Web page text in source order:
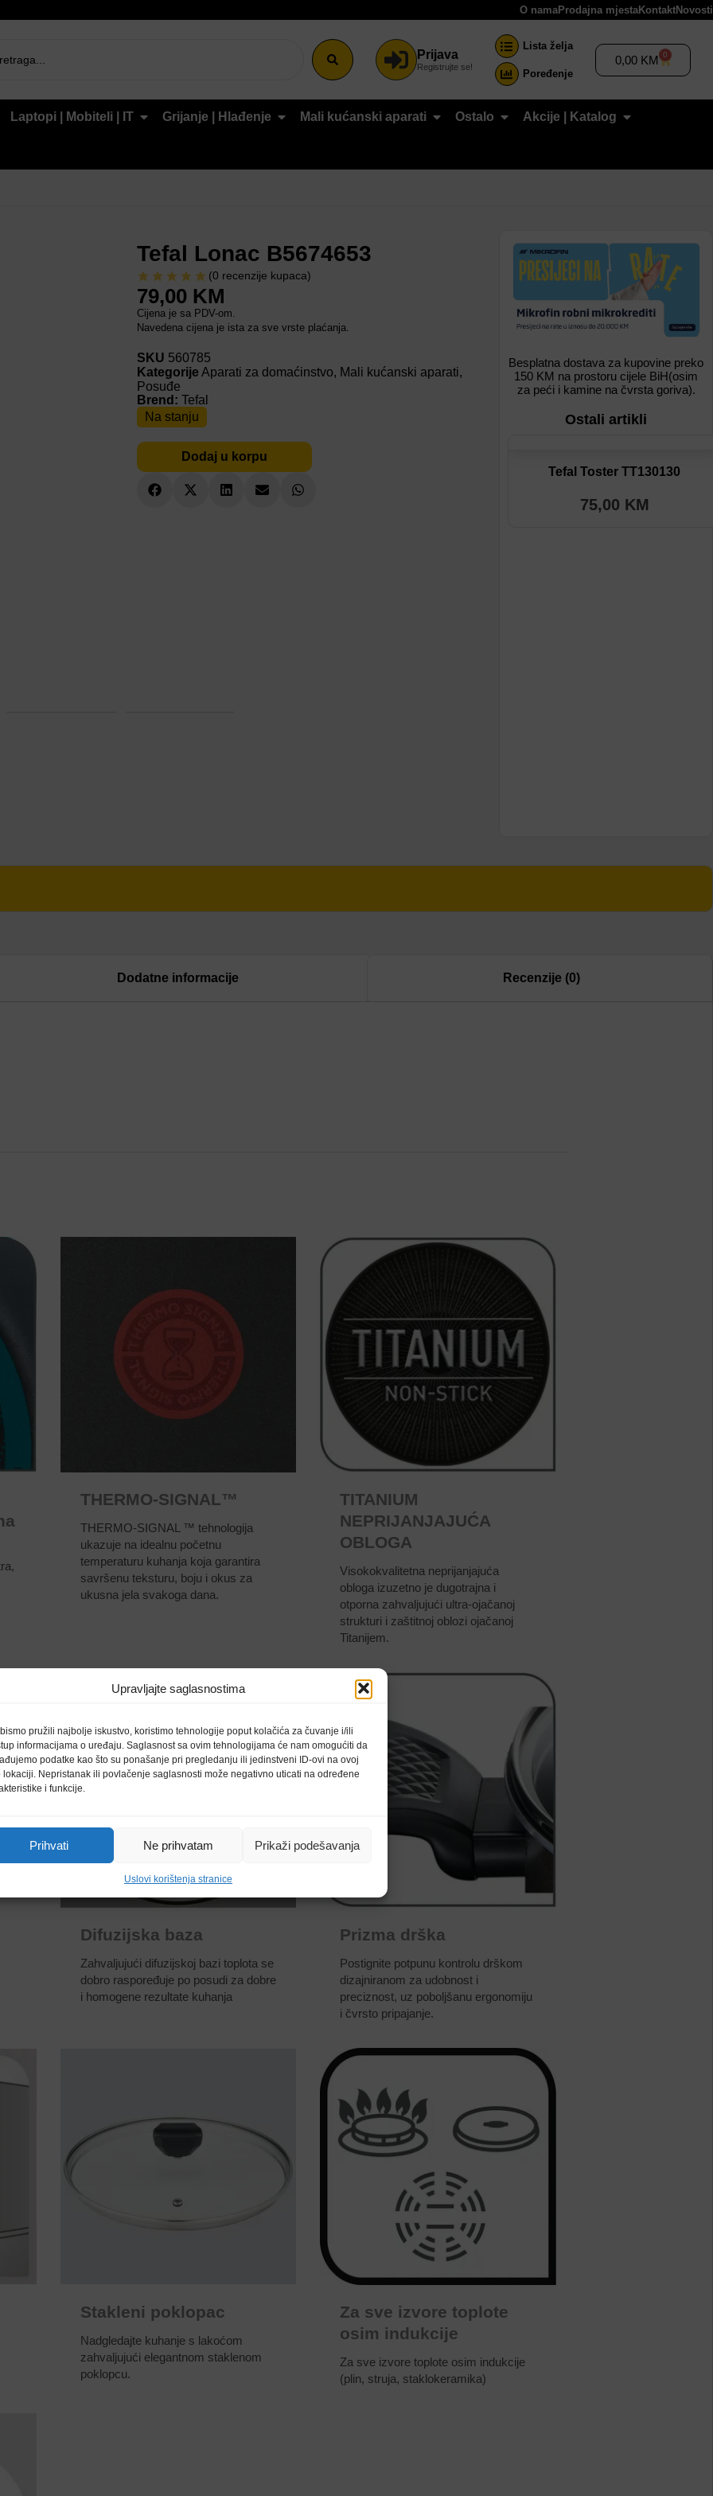
Upravljajte saglasnostima
pružili najbolje iskustvo, koristimo tehnologije poput kolačića za čuvanje i/ili
informacijama o uređaju. Saglasnost sa ovim tehnologijama će nam omogućiti da
podatke kao što su ponašanje pri pregledanju ili jedinstveni ID-ovi na ovoj
lokaciji. Nepristanak ili povlačenje saglasnosti može negativno uticati na određene
i funkcije.
Prihvati Ne prihvatam Prikaži podešavanja
Uslovi korištenja stranice
O nama Prodajna mjesta KontaktNovosti
Prijava
Registrujte se!
Lista želja
Poređenje
0,00 KM 0
Laptopi | Mobiteli | IT Grijanje | Hlađenje Mali kućanski aparati Ostalo Akcije | Katalog
Tefal Lonac B5674653
(0 recenzije kupaca)
79,00 KM
Cijena je sa PDV-om.
Navedena cijena je ista za sve vrste plaćanja.
SKU 560785
Kategorije Aparati za domaćinstvo, Mali kućanski aparati,
Posuđe
Brend: Tefal
Na stanju
Dodaj u korpu
Besplatna dostava za kupovine preko
150 KM na prostoru cijele BiH(osim
za peći i kamine na čvrsta goriva).
Ostali artikli
Tefal Toster TT130130
75,00 KM
Dodatne informacije Recenzije (0)
THERMO-SIGNAL™
THERMO-SIGNAL ™ tehnologija
ukazuje na idealnu početnu
temperaturu kuhanja koja garantira
savršenu teksturu, boju i okus za
ukusna jela svakoga dana.
TITANIUM
NEPRIJANJAJUĆA
OBLOGA
Visokokvalitetna neprijanjajuća
obloga izuzetno je dugotrajna i
otporna zahvaljujući ultra-ojačanoj
strukturi i zaštitnoj oblozi ojačanoj
Titanijem.
Difuzijska baza
Zahvaljujući difuzijskoj bazi toplota se
dobro raspoređuje po posudi za dobre
i homogene rezultate kuhanja
Prizma drška
Postignite potpunu kontrolu drškom
dizajniranom za udobnost i
preciznost, uz poboljšanu ergonomiju
i čvrsto pripajanje.
Stakleni poklopac
Nadgledajte kuhanje s lakoćom
zahvaljujući elegantnom staklenom
poklopcu.
Za sve izvore toplote
osim indukcije
Za sve izvore toplote osim indukcije
(plin, struja, staklokeramika)